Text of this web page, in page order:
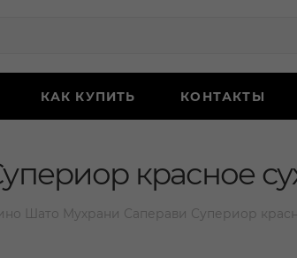
КАК КУПИТЬ КОНТАКТЫ
красное
Шато Мухрани Саперави Супериор